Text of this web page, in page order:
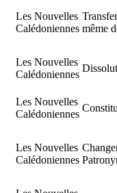
Les Nouvelles
Calédoniennes même
Les Nouvelles
Calédoniennes
Les Nouvelles
Calédoniennes
Les Nouvelles
Calédoniennes